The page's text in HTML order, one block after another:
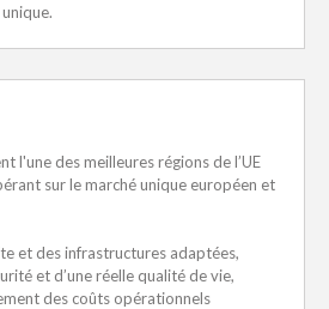
l'une des meilleures régions de l’UE
sur le marché unique européen et
et des infrastructures adaptées,
et d’une réelle qualité de vie,
des coûts opérationnels